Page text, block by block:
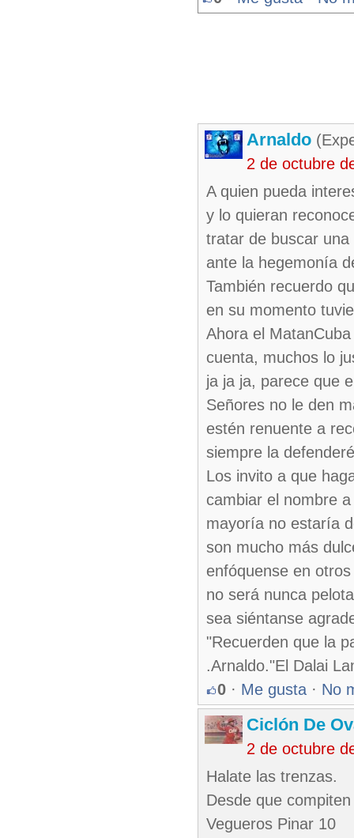
Arnaldo
2 de octubre
A quien pueda
y lo quieran
tratar de buscar
ante la hegemonía
También recuerdo
en su momento
Ahora el
cuenta, muchos lo
ja ja ja, parece que
Señores no le den
estén renuente a
siempre la
Los invito a que
cambiar el nombre
mayoría no estaría
son mucho más
enfóquense en
no será nunca
sea siéntanse
"Recuerden que la
.Arnaldo."El Dalai
0 · Me gusta · No
Ciclón De
2 de octubre
Halate las trenzas.
Desde que
Vegueros Pinar 10